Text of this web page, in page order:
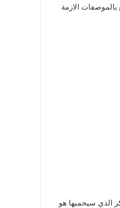
بالموصفات الازمة
الذي سيحميها هو